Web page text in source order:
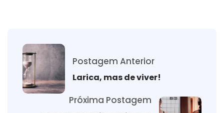
Postagem Anterior
Larica, mas de viver!
Próxima Postagem